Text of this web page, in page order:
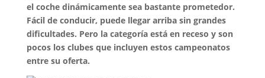
el coche dinámicamente sea bastante prometedor.
Fácil de conducir, puede llegar arriba sin grandes
dificultades. Pero la categoría está en receso y son
pocos los clubes que incluyen estos campeonatos
entre su oferta.